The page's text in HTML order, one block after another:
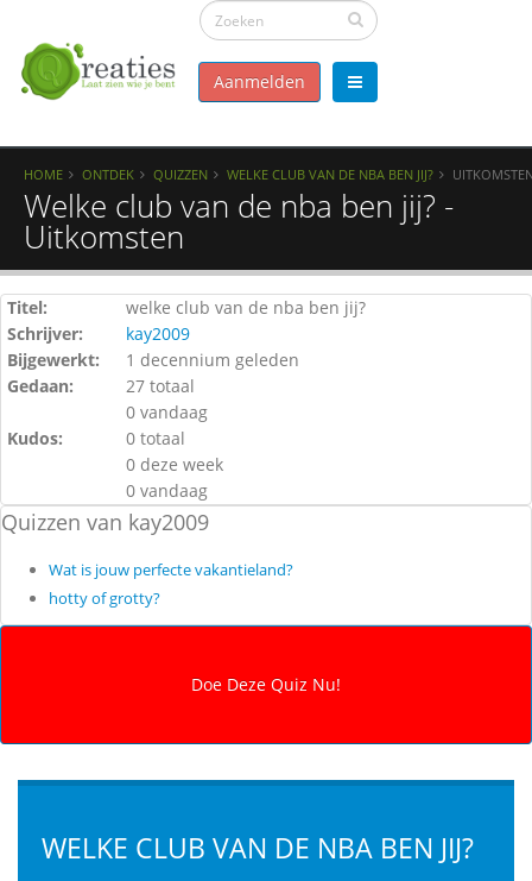
Aanmelden
HOME ONTDEK QUIZZEN WELKE CLUB VAN DE NBA BEN JIJ?
Welke club van de nba ben jij? -
Uitkomsten
Titel:
welke club van de nba ben jij?
Schrijver:
kay2009
Bijgewerkt:
1 decennium geleden
Gedaan:
27 totaal
0 vandaag
Kudos:
0 totaal
0 deze week
0 vandaag
Quizzen van kay2009
Wat is jouw perfecte vakantieland?
hotty of grotty?
WELKE CLUB VAN DE NBA BEN JIJ?